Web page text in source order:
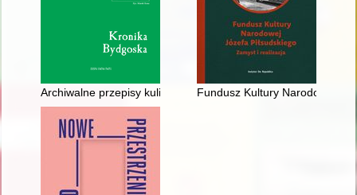
Archiwalne przepisy kulinarne Komierowskich z Komierowa
Fundusz Kultury Narodowej